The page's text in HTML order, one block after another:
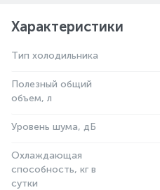
Характеристики
Тип холодильника
Полезный общий
объем, л
Уровень шума, дБ
Охлаждающая
способность, кг в
cутки